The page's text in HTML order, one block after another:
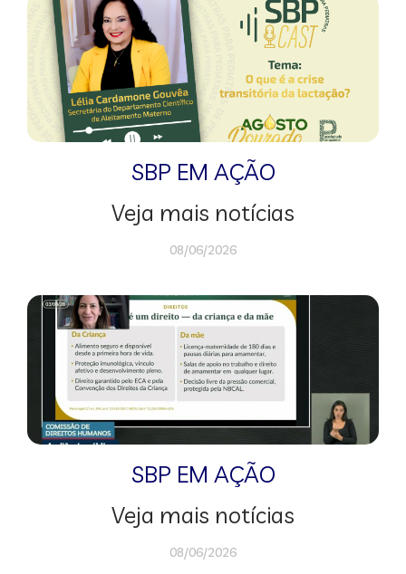
SBP EM AÇÃO
Veja mais notícias
08/06/2026
SBP EM AÇÃO
Veja mais notícias
08/06/2026